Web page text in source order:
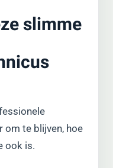
slimme
om te blijven, hoe
ook is.